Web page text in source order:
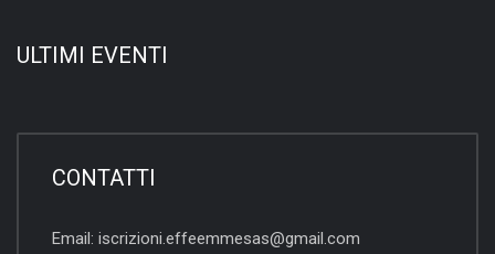
ULTIMI EVENTI
CONTATTI
Email: iscrizioni.effeemmesas@gmail.com